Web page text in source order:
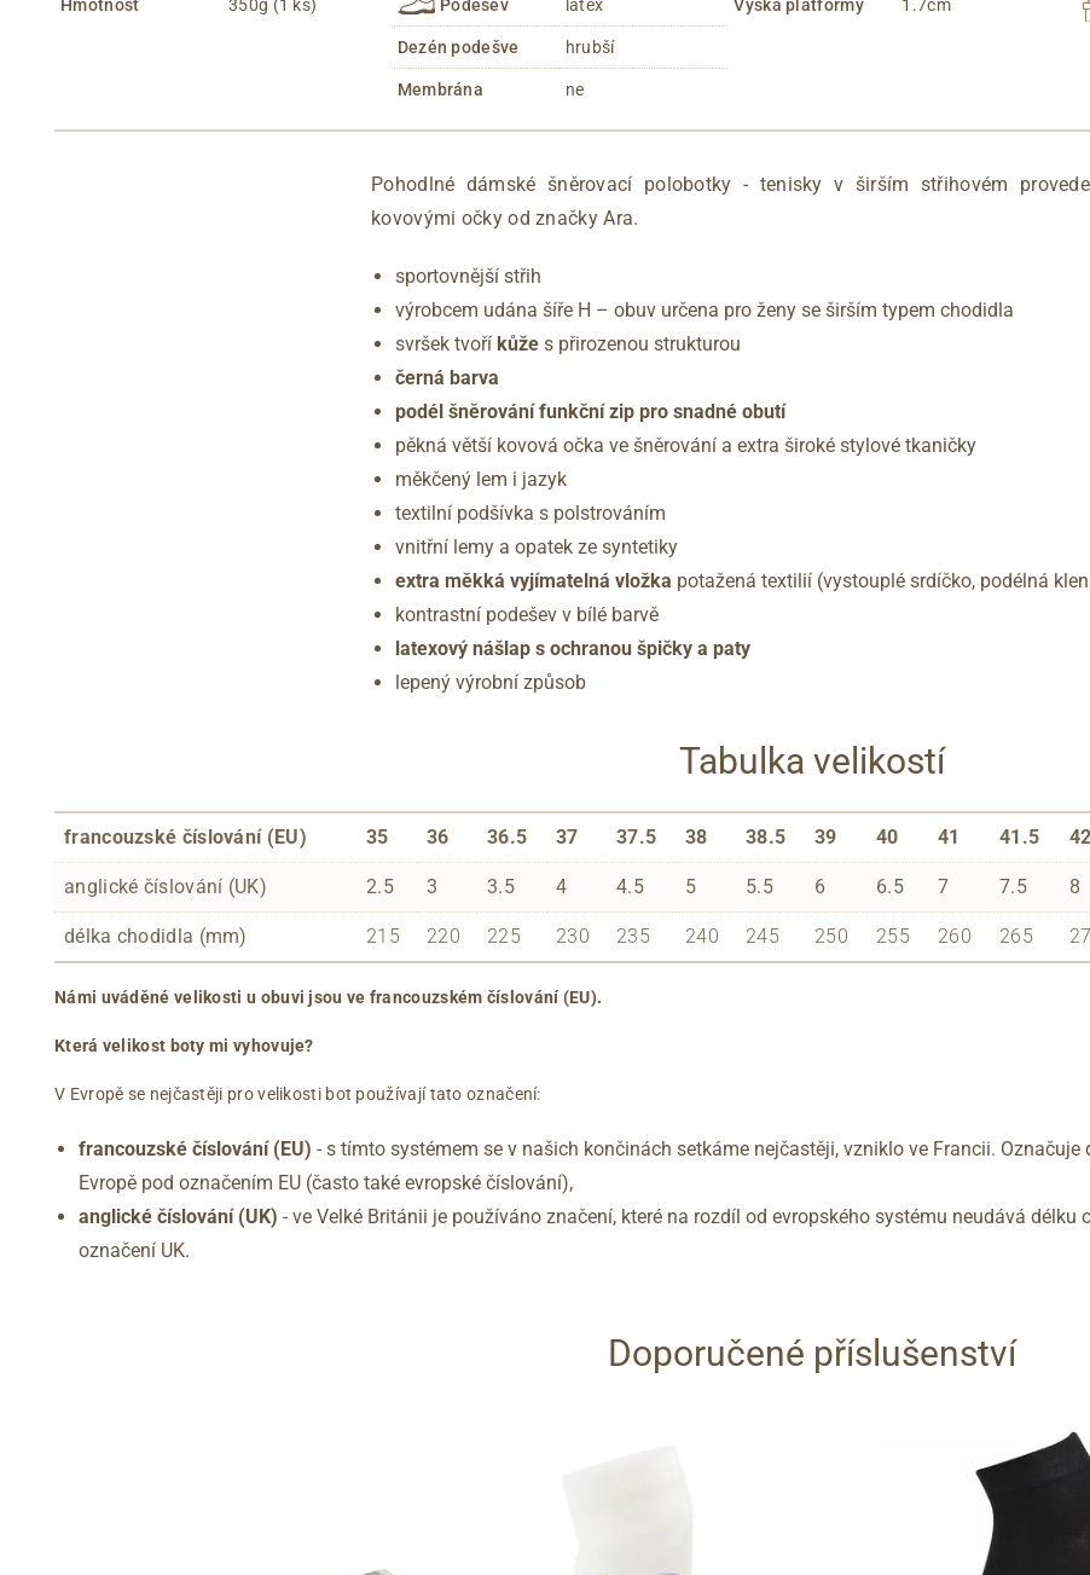
Hmotnost 350g (1 ks) Podešev latex
Dezén podešve hrubší
Membrána ne
Výška platformy 1.7cm
Pohodlné dámské šněrovací polobotky - tenisky v širším střihovém
kovovými očky od značky Ara.
sportovnější střih
výrobcem udána šíře H – obuv určena pro ženy se širším typem chodidla
svršek tvoří kůže s přirozenou strukturou
černá barva
podél šněrování funkční zip pro snadné obutí
pěkná větší kovová očka ve šněrování a extra široké stylové tkaničky
měkčený lem i jazyk
textilní podšívka s polstrováním
vnitřní lemy a opatek ze syntetiky
extra měkká vyjímatelná vložka potažená textilií (vystouplé srdíčko, podélná
kontrastní podešev v bílé barvě
latexový nášlap s ochranou špičky a paty
lepený výrobní způsob
Tabulka velikostí
francouzské číslování (EU) 35 36 36.5 37 37.5 38 38.5 39 40 41 41.5 42
anglické číslování (UK) 2.5 3 3.5 4 4.5 5 5.5 6 6.5 7 7.5 8
délka chodidla (mm) 215 220 225 230 235 240 245 250 255 260 265
Námi uváděné velikosti u obuvi jsou ve francouzském číslování (EU).
Která velikost boty mi vyhovuje?
V Evropě se nejčastěji pro velikosti bot používají tato označení:
francouzské číslování (EU) - s tímto systémem se v našich končinách setkáme nejčastěji, vzniklo ve Francii.
Evropě pod označením EU (často také evropské číslování),
anglické číslování (UK) - ve Velké Británii je používáno značení, které na rozdíl od evropského systému neudává
označení UK.
Doporučené příslušenství